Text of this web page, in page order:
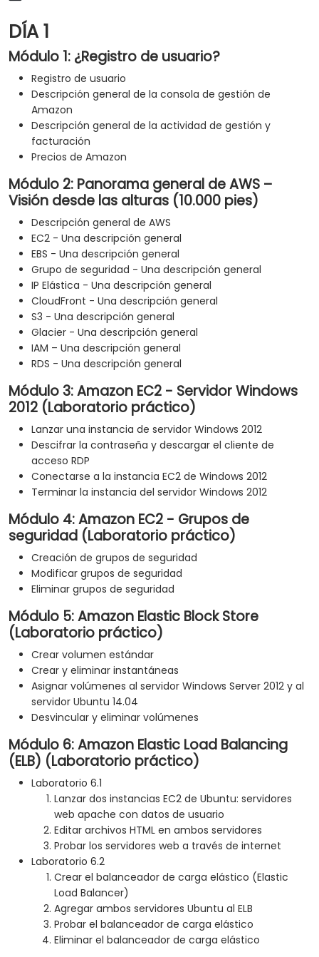
DÍA 1
Módulo 1: ¿Registro de usuario?
Registro de usuario
Descripción general de la consola de gestión de
Amazon
Descripción general de la actividad de gestión y
facturación
Precios de Amazon
Módulo 2: Panorama general de AWS –
Visión desde las alturas (10.000 pies)
Descripción general de AWS
EC2 - Una descripción general
EBS - Una descripción general
Grupo de seguridad - Una descripción general
IP Elástica - Una descripción general
CloudFront - Una descripción general
S3 - Una descripción general
Glacier - Una descripción general
IAM – Una descripción general
RDS - Una descripción general
Módulo 3: Amazon EC2 - Servidor Windows
2012 (Laboratorio práctico)
Lanzar una instancia de servidor Windows 2012
Descifrar la contraseña y descargar el cliente de
acceso RDP
Conectarse a la instancia EC2 de Windows 2012
Terminar la instancia del servidor Windows 2012
Módulo 4: Amazon EC2 - Grupos de
seguridad (Laboratorio práctico)
Creación de grupos de seguridad
Modificar grupos de seguridad
Eliminar grupos de seguridad
Módulo 5: Amazon Elastic Block Store
(Laboratorio práctico)
Crear volumen estándar
Crear y eliminar instantáneas
Asignar volúmenes al servidor Windows Server 2012 y al
servidor Ubuntu 14.04
Desvincular y eliminar volúmenes
Módulo 6: Amazon Elastic Load Balancing
(ELB) (Laboratorio práctico)
Laboratorio 6.1
Lanzar dos instancias EC2 de Ubuntu: servidores
web apache con datos de usuario
Editar archivos HTML en ambos servidores
Probar los servidores web a través de internet
Laboratorio 6.2
Crear el balanceador de carga elástico (Elastic
Load Balancer)
Agregar ambos servidores Ubuntu al ELB
Probar el balanceador de carga elástico
Eliminar el balanceador de carga elástico